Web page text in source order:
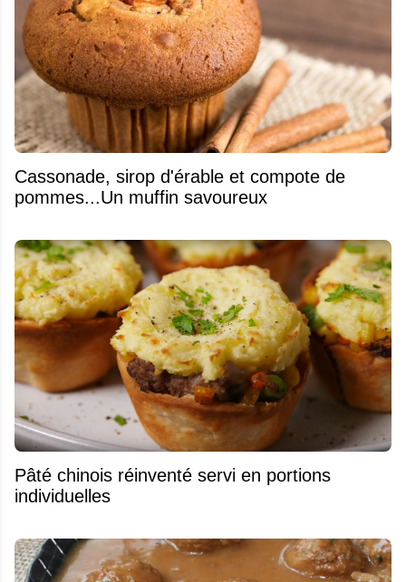
​Cassonade, sirop d'érable et compote de
pommes...Un muffin savoureux
Pâté chinois réinventé servi en portions
individuelles